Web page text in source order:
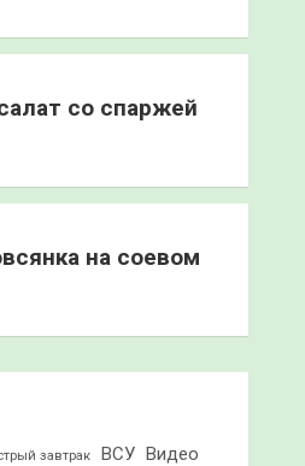
со спаржей
на соевом
завтрак ВСУ Видео